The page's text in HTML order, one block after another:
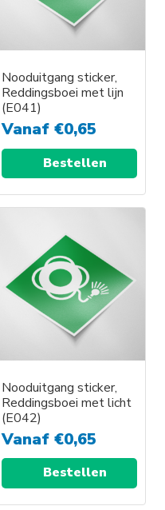
Nooduitgang sticker,
Reddingsboei met lijn
(E041)
Vanaf €0,65
Bestellen
Nooduitgang sticker,
Reddingsboei met licht
(E042)
Vanaf €0,65
Bestellen